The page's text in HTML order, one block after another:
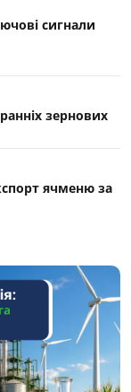
cигнали
зернових
ячменю за